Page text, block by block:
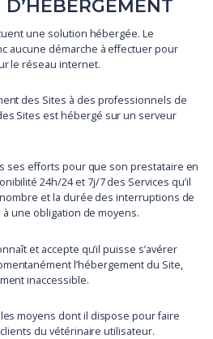
une solution hébergée. Le
aucune démarche à effectuer pour
le réseau internet.
des Sites à des professionnels de
Sites est hébergé sur un serveur
ses efforts pour que son prestataire en
24h/24 et 7j/7 des Services qu’il
et la durée des interruptions de
une obligation de moyens.
et accepte qu’il puisse s’avérer
l’hébergement du Site,
inaccessible.
moyens dont il dispose pour faire
du vétérinaire utilisateur.